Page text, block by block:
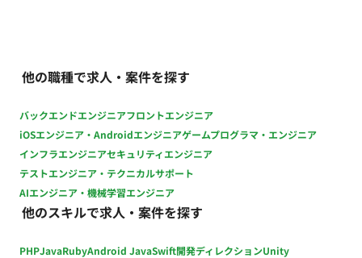
他の職種で求人・案件を探す
バックエンドエンジニアフロントエンジニア
iOSエンジニア・Androidエンジニアゲームプログラマ・エンジニア
インフラエンジニアセキュリティエンジニア
テストエンジニア・テクニカルサポート
AIエンジニア・機械学習エンジニア
他のスキルで求人・案件を探す
PHPJavaRubyAndroid JavaSwift開発ディレクションUnity